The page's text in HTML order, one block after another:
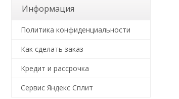
Информация
Политика конфиденциальности
Как сделать заказ
Кредит и рассрочка
Сервис Яндекс Сплит